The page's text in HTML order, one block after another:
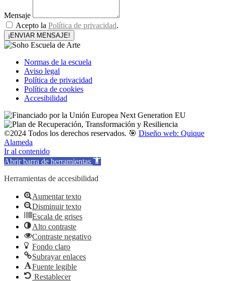
Mensaje
Acepto la Política de privacidad.
¡ENVIAR MENSAJE!
Normas de la escuela
Aviso legal
Política de privacidad
Política de cookies
Accesibilidad
©2024 Todos los derechos reservados. 🎯 Diseño web: Quique
Alameda
Ir al contenido
Abrir barra de herramientas
Herramientas de accesibilidad
Aumentar texto
Disminuir texto
Escala de grises
Alto contraste
Contraste negativo
Fondo claro
Subrayar enlaces
Fuente legible
Restablecer